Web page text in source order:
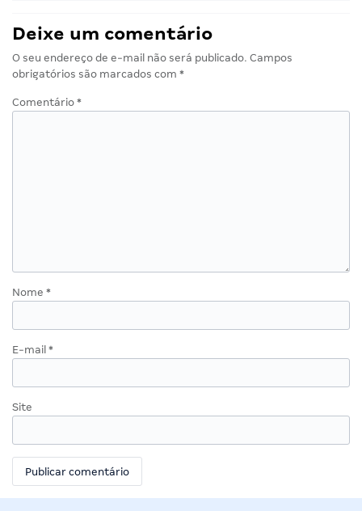
Deixe um comentário
O seu endereço de e-mail não será publicado. Campos
obrigatórios são marcados com *
Comentário *
Nome *
E-mail *
Site